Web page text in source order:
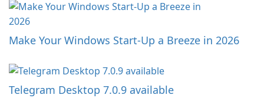
Make Your Windows Start-Up a Breeze in 2026
Telegram Desktop 7.0.9 available